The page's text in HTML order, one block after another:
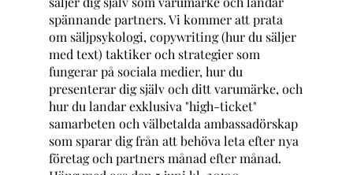
spännande partners. Vi kommer att prata
om säljpsykologi, copywriting (hur du säljer
med text) taktiker och strategier som
fungerar på sociala medier, hur du
presenterar dig själv och ditt varumärke, och
hur du landar exklusiva "high-ticket"
samarbeten och välbetalda ambassadörskap
som sparar dig från att behöva leta efter nya
företag och partners månad efter månad.